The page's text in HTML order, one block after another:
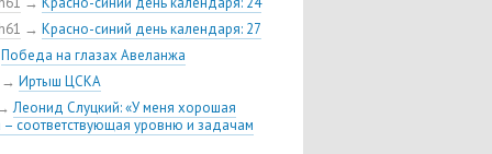
сезона в РПЛ —
победа ЦСКА. Гончаренко
11 россиян в старте
— о Гайче: «Если покупаем за
деньги, значит, рассчитываем как
форварда»
«Влашича сложно заменить,
и Дзагоеву сегодня это
→ Красно-синий день календаря: 27
Победа на глазах Авеланжа
→ Иртыш ЦСКА
Леонид Слуцкий: «У меня хорошая
соответствующая уровню и задачам